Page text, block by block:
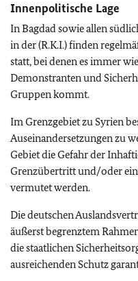
Innenpolitische Lage
In Bagdad sowie allen
in der (R.K.I.) finden
statt, bei denen es immer
Demonstranten und
Gruppen kommt.
Im Grenzgebiet zu Syrien
Auseinandersetzungen zu
Gebiet die Gefahr der
Grenzübertritt und/oder
vermutet werden.
Die deutschen
äußerst begrenztem
die staatlichen
ausreichenden Schutz